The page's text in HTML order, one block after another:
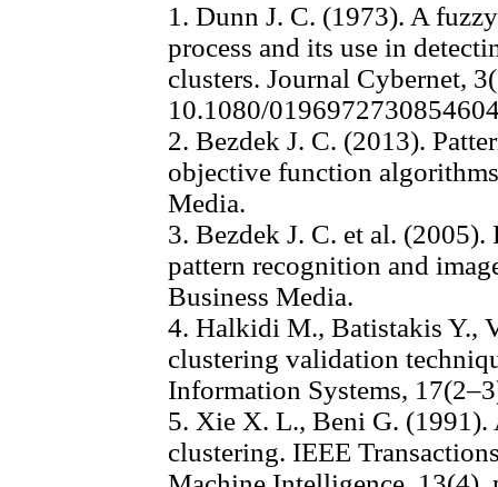
1. Dunn J. C. (1973). A
process and its use in
clusters. Journal Cybernet,
10.1080/
2. Bezdek J. C. (2013).
objective function
Media.
3. Bezdek J. C. et al.
pattern recognition and
Business Media.
4. Halkidi M., Batistakis Y.,
clustering validation
Information Systems,
5. Xie X. L., Beni G.
clustering. IEEE